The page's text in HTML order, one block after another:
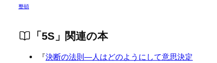
整頓
「5S」関連の本
『決断の法則―人はどのようにして意思決定